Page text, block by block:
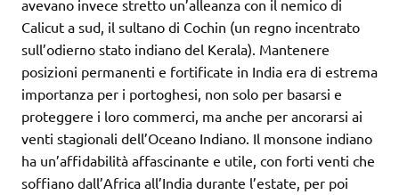
avevano invece stretto un’alleanza con il nemico di
Calicut a sud, il sultano di Cochin (un regno incentrato
sull’odierno stato indiano del Kerala). Mantenere
posizioni permanenti e fortificate in India era di estrema
importanza per i portoghesi, non solo per basarsi e
proteggere i loro commerci, ma anche per ancorarsi ai
venti stagionali dell’Oceano Indiano. Il monsone indiano
ha un’affidabilità affascinante e utile, con forti venti che
soffiano dall’Africa all’India durante l’estate, per poi